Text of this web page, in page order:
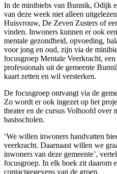
In de minibiebs van Bunnik, Odijk
van deze week niet alleen
Huisvrouw, De Zeven Zusters of
vinden. Inwoners kunnen er ook
mentale gezondheid, opvoeding,
voor jong en oud, zijn via de
focusgroep Mentale Veerkracht,
professionals uit de gemeente
kaart zetten en wil versterken.
De focusgroep ontvangt via de
Zo wordt er ook ingezet op het
theater en de cursus Volhoofd over
basisscholen.
‘We willen inwoners handvatten
veerkracht. Daarnaast willen we
inwoners van deze gemeente’,
focusgroep. In elk boek zit daarom
contactgegevens van de groep.